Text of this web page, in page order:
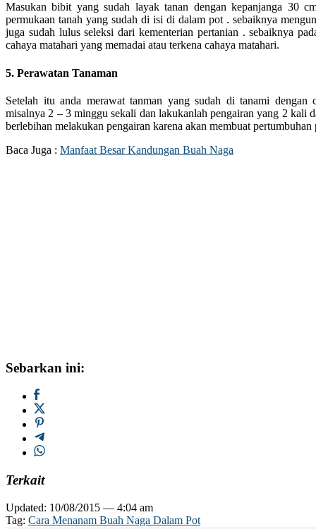
Masukan bibit yang sudah layak tanan dengan kepanjanga 30
permukaan tanah yang sudah di isi di dalam pot . sebaiknya
juga sudah lulus seleksi dari kementerian pertanian . sebaiknya
cahaya matahari yang memadai atau terkena cahaya matahari.
5. Perawatan Tanaman
Setelah itu anda merawat tanman yang sudah di tanami dengan
misalnya 2 – 3 minggu sekali dan lakukanlah pengairan yang 2 kali
berlebihan melakukan pengairan karena akan membuat pertumbuhan
Baca Juga : Manfaat Besar Kandungan Buah Naga
Sebarkan ini:
Terkait
Updated: 10/08/2015 — 4:04 am
Tag: Cara Menanam Buah Naga Dalam Pot